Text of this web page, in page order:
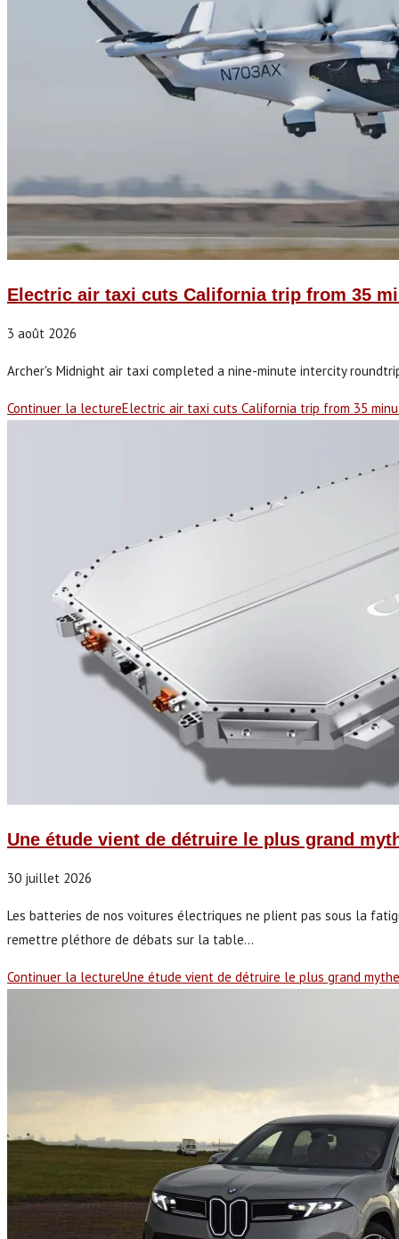
Electric air taxi cuts California trip from 35
3 août 2026
Archer's Midnight air taxi completed a nine-minute intercity
Continuer la lectureElectric air taxi cuts California trip from 35
Une étude vient de détruire le plus grand
30 juillet 2026
Les batteries de nos voitures électriques ne plient pas sous la
remettre pléthore de débats sur la table…
Continuer la lectureUne étude vient de détruire le plus grand